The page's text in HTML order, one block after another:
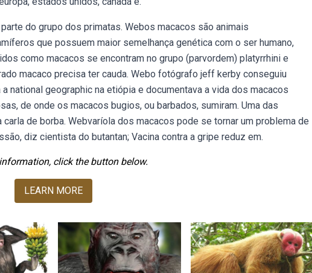
do grupo dos primatas. Webos macacos são animais
que possuem maior semelhança genética com o ser humano,
como macacos se encontram no grupo (parvordem) platyrrhini e
macaco precisa ter cauda. Webo fotógrafo jeff kerby conseguiu
national geographic na etiópia e documentava a vida dos macacos
de onde os macacos bugios, ou barbados, sumiram. Uma das
de borba. Webvaríola dos macacos pode se tornar um problema de
diz cientista do butantan; Vacina contra a gripe reduz em.
click the button below.
LEARN MORE